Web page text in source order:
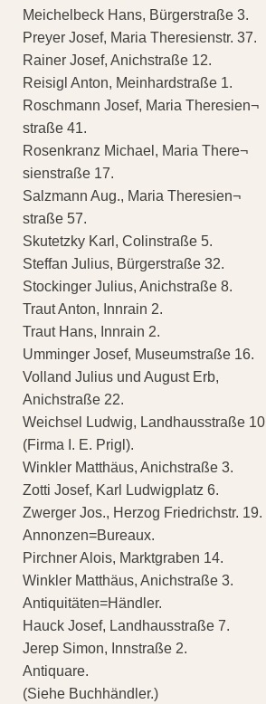
Meichelbeck Hans, Bürgerstraße 3.
Preyer Josef, Maria Theresienstr. 37.
Rainer Josef, Anichstraße 12.
Reisigl Anton, Meinhardstraße 1.
Roschmann Josef, Maria Theresien¬
straße 41.
Rosenkranz Michael, Maria There¬
sienstraße 17.
Salzmann Aug., Maria Theresien¬
straße 57.
Skutetzky Karl, Colinstraße 5.
Steffan Julius, Bürgerstraße 32.
Stockinger Julius, Anichstraße 8.
Traut Anton, Innrain 2.
Traut Hans, Innrain 2.
Umminger Josef, Museumstraße 16.
Volland Julius und August Erb,
Anichstraße 22.
Weichsel Ludwig, Landhausstraße 10
(Firma I. E. Prigl).
Winkler Matthäus, Anichstraße 3.
Zotti Josef, Karl Ludwigplatz 6.
Zwerger Jos., Herzog Friedrichstr. 19.
Annonzen=Bureaux.
Pirchner Alois, Marktgraben 14.
Winkler Matthäus, Anichstraße 3.
Antiquitäten=Händler.
Hauck Josef, Landhausstraße 7.
Jerep Simon, Innstraße 2.
Antiquare.
(Siehe Buchhändler.)